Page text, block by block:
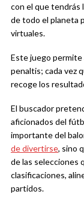
con el que tendrás
de todo el planeta
virtuales.
Este juego permite
penaltis; cada vez
recoge los
El buscador
aficionados del
importante del
de divertirse, sino
de las selecciones
clasificaciones,
partidos.